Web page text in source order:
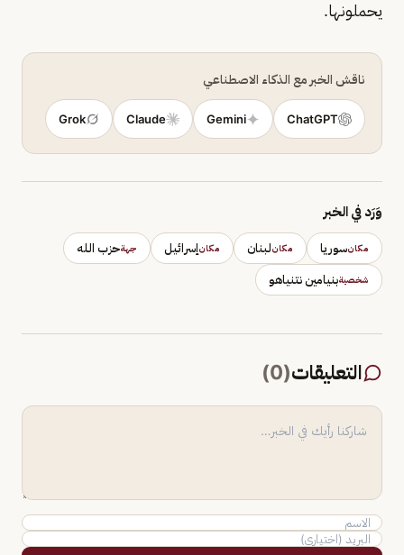
يحملونها.
ناقش الخبر مع الذكاء الاصطناعي
ChatGPT
Gemini
Claude
Grok
وَرَد في الخبر
مكانسوريا مكانلبنان مكانإسرائيل جهةحزب الله
شخصيةبنيامين نتنياهو
التعليقات(
0
)